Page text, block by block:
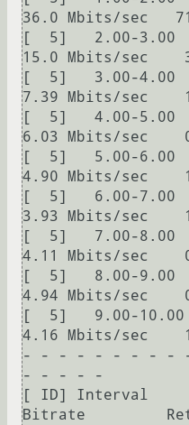
36.0 Mbits/sec
[  5]   2.00-3.00
15.0 Mbits/sec
[  5]   3.00-4.00
7.39 Mbits/sec
[  5]   4.00-5.00
6.03 Mbits/sec
[  5]   5.00-6.00
4.90 Mbits/sec
[  5]   6.00-7.00
3.93 Mbits/sec
[  5]   7.00-8.00
4.11 Mbits/sec
[  5]   8.00-9.00
4.94 Mbits/sec
[  5]   9.00-10.00
4.16 Mbits/sec
- - - - - - - - -
- - - - -
[ ID] Interval
Bitrate